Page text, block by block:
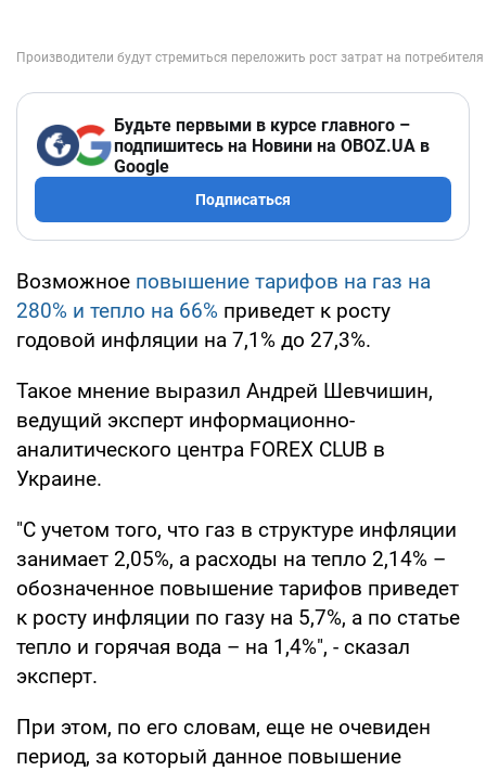
Будьте первыми в курсе главного –
подпишитесь на Новини на OBOZ.UA в
Google
Подписаться
Возможное повышение тарифов на газ на
280% и тепло на 66% приведет к росту
годовой инфляции на 7,1% до 27,3%.
Такое мнение выразил Андрей Шевчишин,
ведущий эксперт информационно-
аналитического центра FOREX CLUB в
Украине.
"С учетом того, что газ в структуре инфляции
занимает 2,05%, а расходы на тепло 2,14% –
обозначенное повышение тарифов приведет
к росту инфляции по газу на 5,7%, а по статье
тепло и горячая вода – на 1,4%", - сказал
эксперт.
При этом, по его словам, еще не очевиден
период, за который данное повышение